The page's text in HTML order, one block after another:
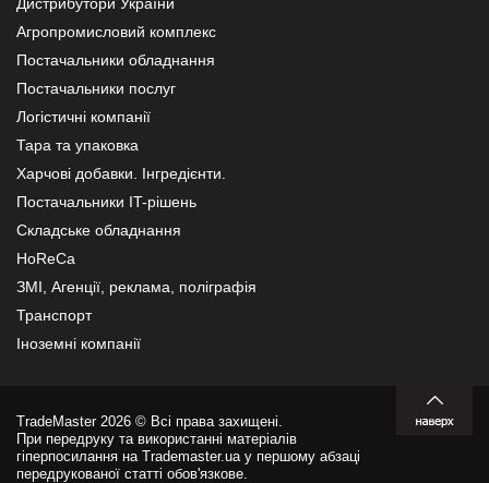
Дистрибутори України
Агропромисловий комплекс
Постачальники обладнання
Постачальники послуг
Логістичні компанії
Тара та упаковка
Харчові добавки. Інгредієнти.
Постачальники IT-рішень
Складське обладнання
HoReCa
ЗМІ, Агенції, реклама, поліграфія
Транспорт
Іноземні компанії
TradeMaster 2026 © Всі права захищені.
При передруку та використанні матеріалів
гіперпосилання на Trademaster.ua у першому абзаці
передрукованої статті обов'язкове.